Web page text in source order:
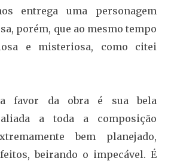
entrega uma personagem
porém, que ao mesmo tempo
e misteriosa, como citei
a favor da obra é sua bela
a toda a composição
bem planejado,
beirando o impecável. É